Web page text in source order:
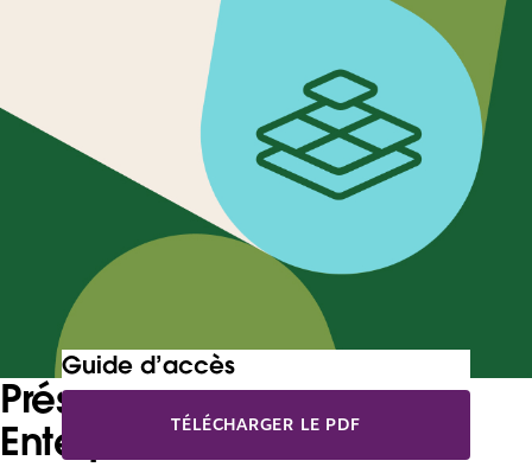
Présentation de Slack
Enterprise Grid
Guide d’accès
TÉLÉCHARGER LE PDF